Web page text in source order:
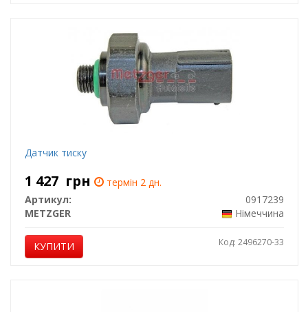
Датчик тиску
1 427 грн
термін 2 дн.
Артикул:
0917239
METZGER
Німеччина
КУПИТИ Код: 2496270-33